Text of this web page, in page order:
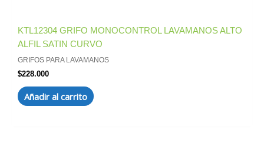
KTL12304 GRIFO MONOCONTROL LAVAMANOS ALTO
ALFIL SATIN CURVO
GRIFOS PARA LAVAMANOS
$228.000
Añadir al carrito